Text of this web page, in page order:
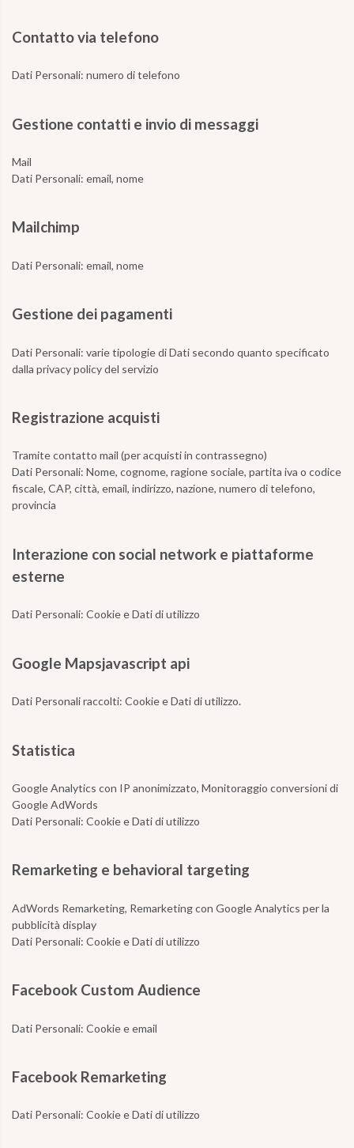
Contatto via telefono
Dati Personali: numero di telefono
Gestione contatti e invio di messaggi
Mail
Dati Personali: email, nome
Mailchimp
Dati Personali: email, nome
Gestione dei pagamenti
Dati Personali: varie tipologie di Dati secondo quanto specificato
dalla privacy policy del servizio
Registrazione acquisti
Tramite contatto mail (per acquisti in contrassegno)
Dati Personali: Nome, cognome, ragione sociale, partita iva o codice
fiscale, CAP, città, email, indirizzo, nazione, numero di telefono,
provincia
Interazione con social network e piattaforme
esterne
Dati Personali: Cookie e Dati di utilizzo
Google Mapsjavascript api
Dati Personali raccolti: Cookie e Dati di utilizzo.
Statistica
Google Analytics con IP anonimizzato, Monitoraggio conversioni di
Google AdWords
Dati Personali: Cookie e Dati di utilizzo
Remarketing e behavioral targeting
AdWords Remarketing, Remarketing con Google Analytics per la
pubblicità display
Dati Personali: Cookie e Dati di utilizzo
Facebook Custom Audience
Dati Personali: Cookie e email
Facebook Remarketing
Dati Personali: Cookie e Dati di utilizzo